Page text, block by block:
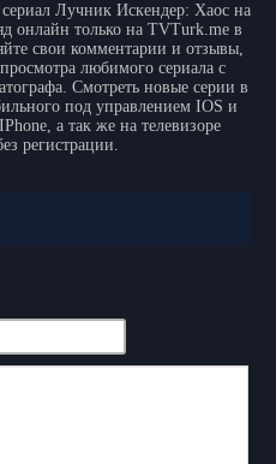
Лучник Искендер: Хаос на
онлайн только на TVTurk.me в
свои комментарии и отзывы,
любимого сериала с
Смотреть новые серии в
под управлением IOS и
а так же на телевизоре
регистрации.